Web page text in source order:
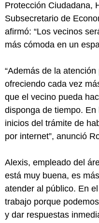
Protección Ciudadana,
Subsecretario de
afirmó: “Los vecinos
más cómoda en un
“Además de la
ofreciendo cada vez
que el vecino pueda
disponga de tiempo.
inicios del trámite de
por internet”, anunció
Alexis, empleado del
está muy buena, es
atender al público. En
trabajo porque
y dar respuestas